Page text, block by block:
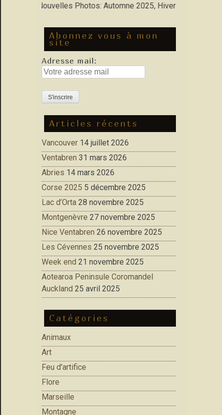
: Nouvelles Photos: Automne 2025, Hiver 2026
Abonnez vous à mon
site
Adresse mail:
Articles récents
Vancouver 14 juillet 2026
Ventabren 31 mars 2026
Abries 14 mars 2026
Corse 2025 5 décembre 2025
Lac d’Orta 28 novembre 2025
Montgenèvre 27 novembre 2025
Nice Ventabren 26 novembre 2025
Les Cévennes 25 novembre 2025
Week end 21 novembre 2025
Aotearoa Peninsule Coromandel
Auckland 25 avril 2025
Catégories
Animaux
Art
Feu d'artifice
Flore
Marseille
Montagne